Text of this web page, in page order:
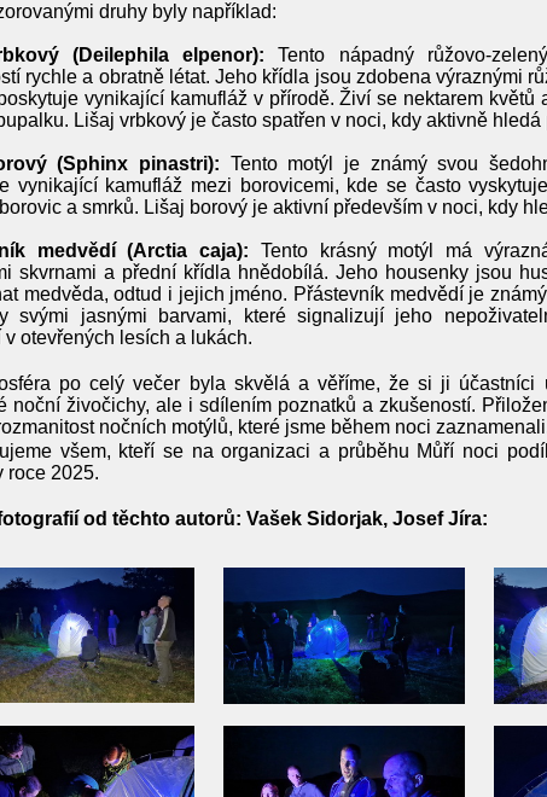
druhy byly například:
(Deilephila elpenor): Tento nápadný růžovo-
rychle a obratně létat. Jeho křídla jsou zdobena výraznými
vynikající kamufláž v přírodě. Živí se nektarem květů
Lišaj vrbkový je často spatřen v noci, kdy aktivně hledá
(Sphinx pinastri): Tento motýl je známý svou
vynikající kamufláž mezi borovicemi, kde se často
a smrků. Lišaj borový je aktivní především v noci, kdy
medvědí (Arctia caja): Tento krásný motýl má
skvrnami a přední křídla hnědobílá. Jeho housenky jsou
medvěda, odtud i jejich jméno. Přástevník medvědí je
svými jasnými barvami, které signalizují jeho
v otevřených lesích a lukách.
po celý večer byla skvělá a věříme, že si ji účastníci
noční živočichy, ale i sdílením poznatků a zkušeností.
nočních motýlů, které jsme během noci
všem, kteří se na organizaci a průběhu Můří noci
roce 2025.
od těchto autorů: Vašek Sidorjak, Josef Jíra: